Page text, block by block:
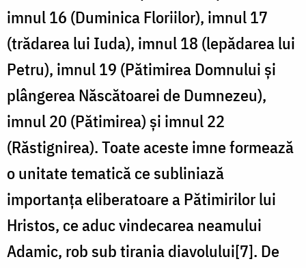
imnul 16 (Duminica Floriilor), imnul 17
(trădarea lui Iuda), imnul 18 (lepădarea lui
Petru), imnul 19 (Pătimirea Domnului și
plângerea Născătoarei de Dumnezeu),
imnul 20 (Pătimirea) și imnul 22
(Răstignirea). Toate aceste imne formează
o unitate tematică ce subliniază
importanța eliberatoare a Pătimirilor lui
Hristos, ce aduc vindecarea neamului
Adamic, rob sub tirania diavolului[7]. De